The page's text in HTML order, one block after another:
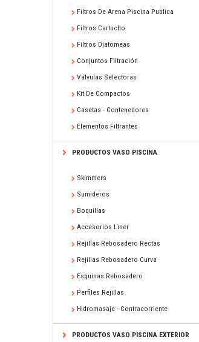
Filtros De Arena Piscina Publica
Filtros Cartucho
Filtros Diatomeas
Conjuntos Filtración
Válvulas Selectoras
Kit De Compactos
Casetas - Contenedores
Elementos Filtrantes
PRODUCTOS VASO PISCINA
Skimmers
Sumideros
Boquillas
Accesorios Liner
Rejillas Rebosadero Rectas
Rejillas Rebosadero Curva
Esquinas Rebosadero
Perfiles Rejillas
Hidromasaje - Contracorriente
PRODUCTOS VASO PISCINA EXTERIOR